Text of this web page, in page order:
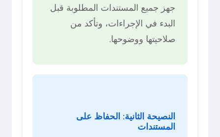
جهز جميع المستندات المطلوبة قبل
البدء في الإجراءات، وتأكد من
صلاحيتها ووضوحها.
النصيحة الثانية: الحفاظ على
المستندات